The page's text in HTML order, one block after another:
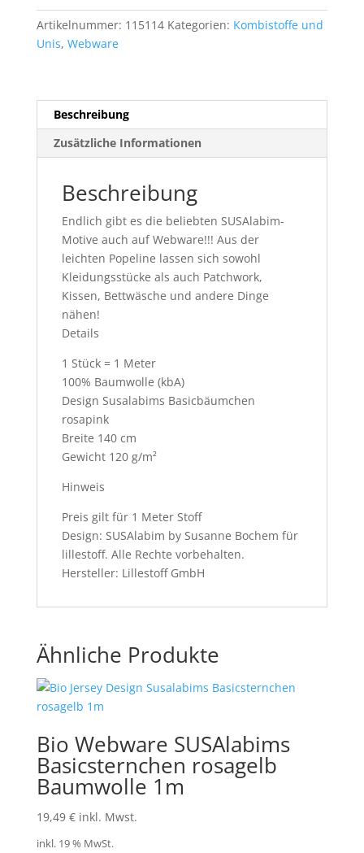
rosapink
Baumwolle
Artikelnummer: 115114 Kategorien: Kombistoffe und
Unis, Webware
Beschreibung
Zusätzliche Informationen
Beschreibung
Endlich gibt es die beliebten SUSAlabim-
Motive auch auf Webware!!! Aus der
leichten Popeline lassen sich sowohl
Kleidungsstücke als auch Patchwork,
Kissen, Bettwäsche und andere Dinge
nähen!
Details
1 Stück = 1 Meter
100% Baumwolle (kbA)
Design Susalabims Basicbäumchen
rosapink
Breite 140 cm
Gewicht 120 g/m²
Hinweis
Preis gilt für 1 Meter Stoff
Design: SUSAlabim by Susanne Bochem für
lillestoff. Alle Rechte vorbehalten.
Hersteller: Lillestoff GmbH
Ähnliche Produkte
Bio Webware SUSAlabims
Basicsternchen rosagelb
Baumwolle 1m
19,49 € inkl. Mwst.
inkl. 19 % MwSt.